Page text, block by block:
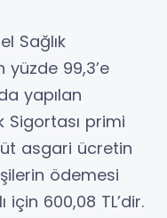
Sağlık
yüzde 99,3’e
yapılan
Sigortası primi
asgari ücretin
ödemesi
için 600,08 TL’dir.